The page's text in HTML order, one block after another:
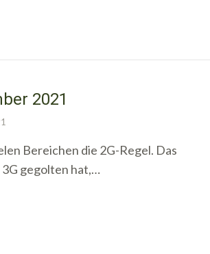
2021
Bereichen die 2G-Regel. Das
gegolten hat,…